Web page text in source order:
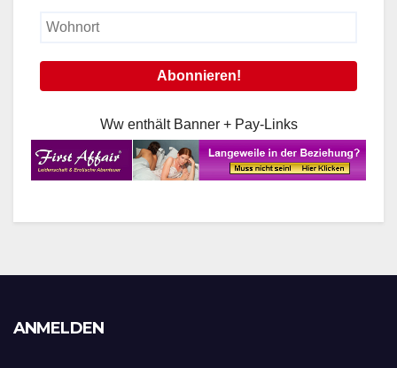
Ww enthält Banner + Pay-Links
ANMELDEN